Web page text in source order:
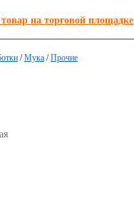
на торговой площадке
/Мука /Прочие